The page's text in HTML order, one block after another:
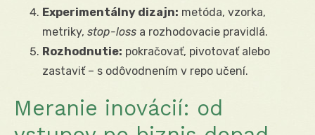
Experimentálny dizajn: metóda, vzorka,
metriky, stop-loss a rozhodovacie pravidlá.
Rozhodnutie: pokračovať, pivotovať alebo
zastaviť – s odôvodnením v repo učení.
Meranie inovácií: od